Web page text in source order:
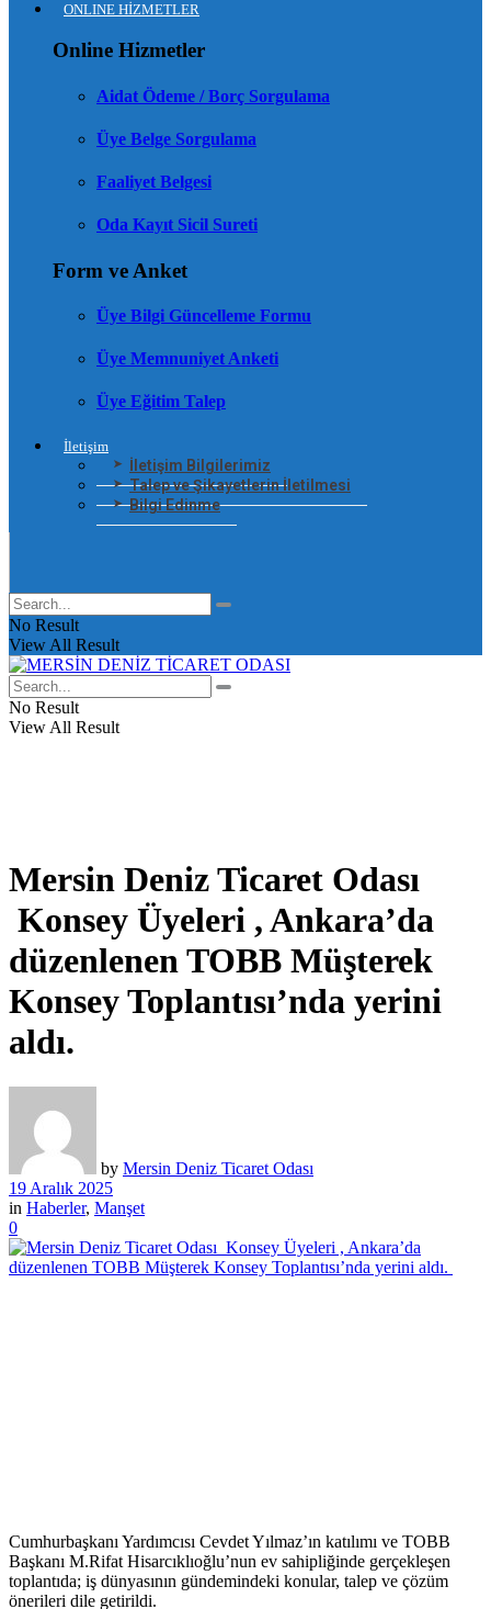
ONLINE HİZMETLER
Online Hizmetler
Aidat Ödeme / Borç Sorgulama
Üye Belge Sorgulama
Faaliyet Belgesi
Oda Kayıt Sicil Sureti
Form ve Anket
Üye Bilgi Güncelleme Formu
Üye Memnuniyet Anketi
Üye Eğitim Talep
İletişim
İletişim Bilgilerimiz
Talep ve Şikayetlerin İletilmesi
Bilgi Edinme
No Result
View All Result
No Result
View All Result
Mersin Deniz Ticaret Odası
Konsey Üyeleri , Ankara’da
düzenlenen TOBB Müşterek
Konsey Toplantısı’nda yerini
aldı. ️
by Mersin Deniz Ticaret Odası
19 Aralık 2025
in Haberler, Manşet
0
Cumhurbaşkanı Yardımcısı Cevdet Yılmaz’ın katılımı ve TOBB
Başkanı M.Rifat Hisarcıklıoğlu’nun ev sahipliğinde gerçekleşen
toplantıda; iş dünyasının gündemindeki konular, talep ve çözüm
önerileri dile getirildi.